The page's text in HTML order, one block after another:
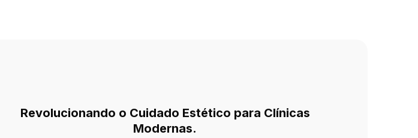
Revolucionando o Cuidado Estético para Clínicas
Modernas.